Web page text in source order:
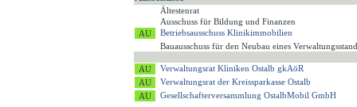
Ältestenrat
Ausschuss für Bildung und Finanzen
Betriebsausschuss Klinikimmobilien
Bauausschuss für den Neubau eines
Verwaltungsrat Kliniken Ostalb gkAöR
Verwaltungsrat der Kreissparkasse Ostalb
Gesellschafterversammlung OstalbMobil GmbH